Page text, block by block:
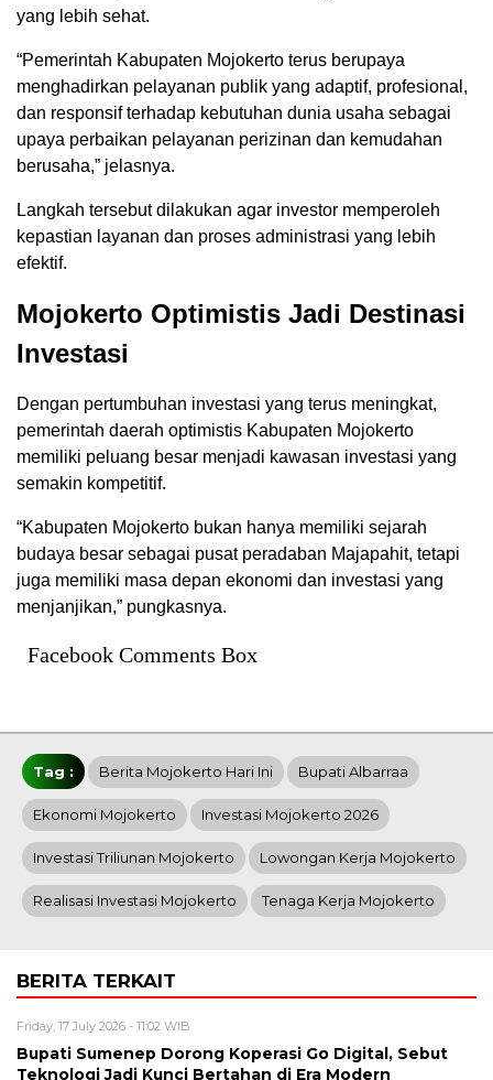
yang lebih sehat.
“Pemerintah Kabupaten Mojokerto terus berupaya
menghadirkan pelayanan publik yang adaptif, profesional,
dan responsif terhadap kebutuhan dunia usaha sebagai
upaya perbaikan pelayanan perizinan dan kemudahan
berusaha,” jelasnya.
Langkah tersebut dilakukan agar investor memperoleh
kepastian layanan dan proses administrasi yang lebih
efektif.
Mojokerto Optimistis Jadi Destinasi
Investasi
Dengan pertumbuhan investasi yang terus meningkat,
pemerintah daerah optimistis Kabupaten Mojokerto
memiliki peluang besar menjadi kawasan investasi yang
semakin kompetitif.
“Kabupaten Mojokerto bukan hanya memiliki sejarah
budaya besar sebagai pusat peradaban Majapahit, tetapi
juga memiliki masa depan ekonomi dan investasi yang
menjanjikan,” pungkasnya.
Facebook Comments Box
Tag : Berita Mojokerto Hari Ini Bupati Albarraa
Ekonomi Mojokerto Investasi Mojokerto 2026
Investasi Triliunan Mojokerto Lowongan Kerja Mojokerto
Realisasi Investasi Mojokerto Tenaga Kerja Mojokerto
BERITA TERKAIT
Friday, 17 July 2026 - 11:02 WIB
Bupati Sumenep Dorong Koperasi Go Digital, Sebut
Teknologi Jadi Kunci Bertahan di Era Modern